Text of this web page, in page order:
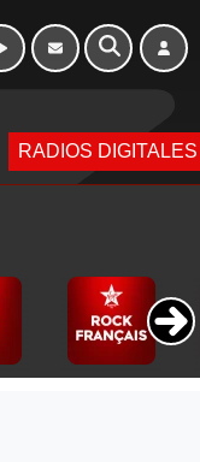
RADIOS DIGITALES